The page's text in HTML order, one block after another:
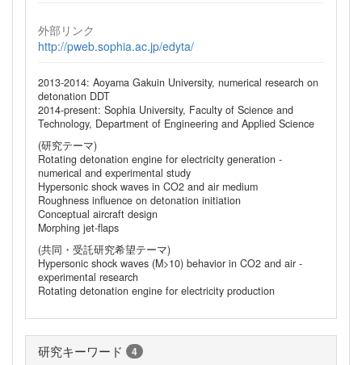
外部リンク
http://pweb.sophia.ac.jp/edyta/
2013-2014: Aoyama Gakuin University, numerical research on
detonation DDT
2014-present: Sophia University, Faculty of Science and
Technology, Department of Engineering and Applied Science
(研究テーマ)
Rotating detonation engine for electricity generation -
numerical and experimental study
Hypersonic shock waves in CO2 and air medium
Roughness influence on detonation initiation
Conceptual aircraft design
Morphing jet-flaps
(共同・受託研究希望テーマ)
Hypersonic shock waves (M>10) behavior in CO2 and air -
experimental research
Rotating detonation engine for electricity production
研究キーワード 4